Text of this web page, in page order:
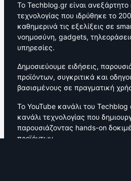
Το Techblog.gr είναι
τεχνολογίας που ιδρύθηκε το
καθημερινά τις εξελίξεις σε
νοημοσύνη, gadgets,
υπηρεσίες.
Δημοσιεύουμε ειδήσεις,
προϊόντων, συγκριτικά και
βασισμένους σε πραγματική
Το YouTube κανάλι του
κανάλι τεχνολογίας που
παρουσιάζοντας hands-on
προϊόντων.